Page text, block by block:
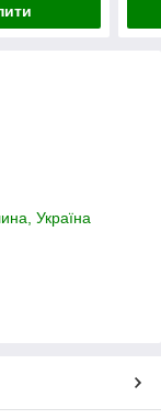
Україна